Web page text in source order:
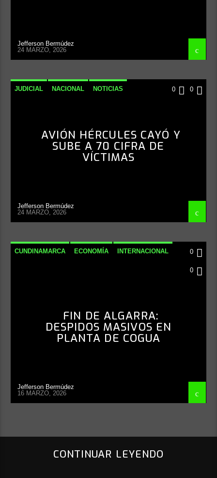
Jefferson Bermúdez
24 MARZO, 2026
JUDICIAL NACIONAL NOTICIAS 0 0
AVIÓN HÉRCULES CAYÓ Y
SUBE A 70 CIFRA DE
VÍCTIMAS
Jefferson Bermúdez
24 MARZO, 2026
CUNDINAMARCA ECONOMÍA INTERNACIONAL 0
0
FIN DE ALGARRA:
DESPIDOS MASIVOS EN
PLANTA DE COGUA
Jefferson Bermúdez
16 MARZO, 2026
CONTINUAR LEYENDO